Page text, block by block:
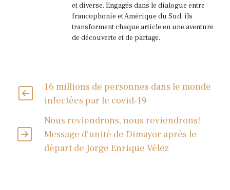
et diverse. Engagés dans le dialogue entre
francophonie et Amérique du Sud, ils
transforment chaque article en une aventure
de découverte et de partage.
16 millions de personnes dans le monde
infectées par le covid-19
Nous reviendrons, nous reviendrons!
Message d'unité de Dimayor après le
départ de Jorge Enrique Vélez